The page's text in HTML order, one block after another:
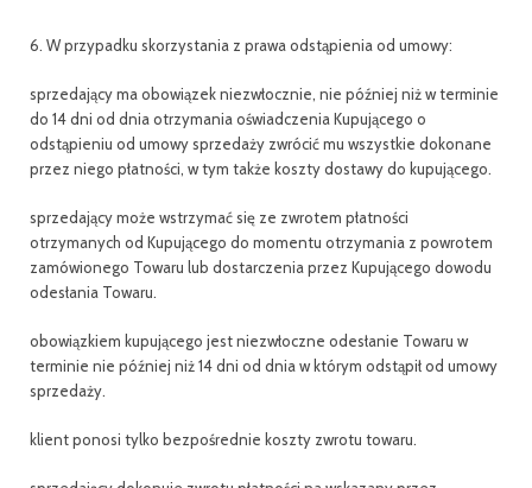
6. W przypadku skorzystania z prawa odstąpienia od umowy:
sprzedający ma obowiązek niezwłocznie, nie później niż w terminie
do 14 dni od dnia otrzymania oświadczenia Kupującego o
odstąpieniu od umowy sprzedaży zwrócić mu wszystkie dokonane
przez niego płatności, w tym także koszty dostawy do kupującego.
sprzedający może wstrzymać się ze zwrotem płatności
otrzymanych od Kupującego do momentu otrzymania z powrotem
zamówionego Towaru lub dostarczenia przez Kupującego dowodu
odesłania Towaru.
obowiązkiem kupującego jest niezwłoczne odesłanie Towaru w
terminie nie później niż 14 dni od dnia w którym odstąpił od umowy
sprzedaży.
klient ponosi tylko bezpośrednie koszty zwrotu towaru.